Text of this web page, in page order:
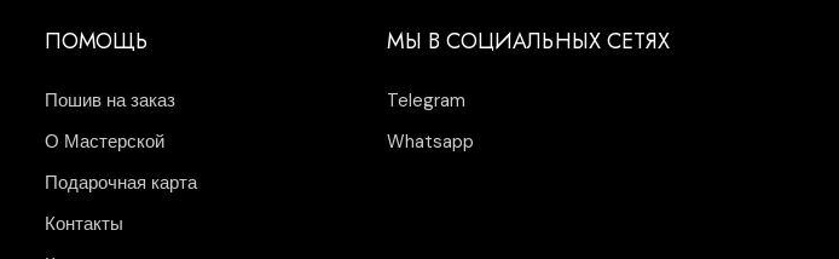
ПОМОЩЬ
Пошив на заказ
О Мастерской
Подарочная карта
Контакты
МЫ В СОЦИАЛЬНЫХ СЕТЯХ
Telegram
Whatsapp